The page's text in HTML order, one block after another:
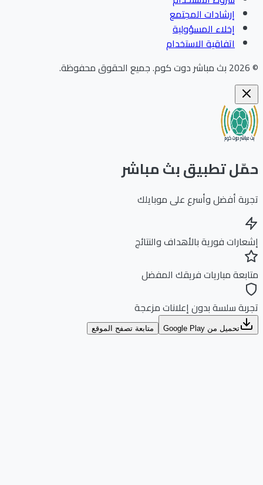
إرشادات المجتمع
إخلاء المسؤولية
اتفاقية الاستخدام
بث مباشر دوت كوم.جميع الحقوق محفوظة.
تطبيق بث مباشر
أفضل وأسرع على موبايلك
فورية بالأهداف والنتائج
مباريات فريقك المفضل
سلسة بدون إعلانات مزعجة
تحميل من Google Play متابعة تصفح الموقع